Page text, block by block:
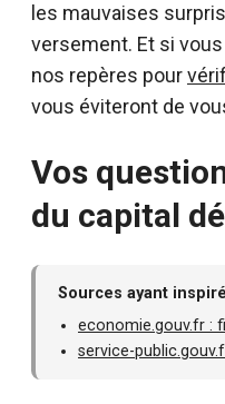
les mauvaises
versement. Et si
nos repères pour
vous éviteront de
Vos
du capital
Sources ayant
economie.gouv.fr :
service-